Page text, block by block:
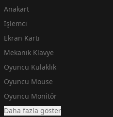
Anakart
İşlemci
Ekran Kartı
Mekanik Klavye
Oyuncu Kulaklık
Oyuncu Mouse
Oyuncu Monitör
Daha fazla göster